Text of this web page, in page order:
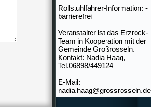
Rollstuhlfahrer-Information: -
barrierefrei
Veranstalter ist das Erzrock-
Team in Kooperation mit der
Gemeinde Großrosseln.
Kontakt: Nadia Haag,
Tel.06898/449124
E-Mail:
nadia.haag@grossrosseln.de